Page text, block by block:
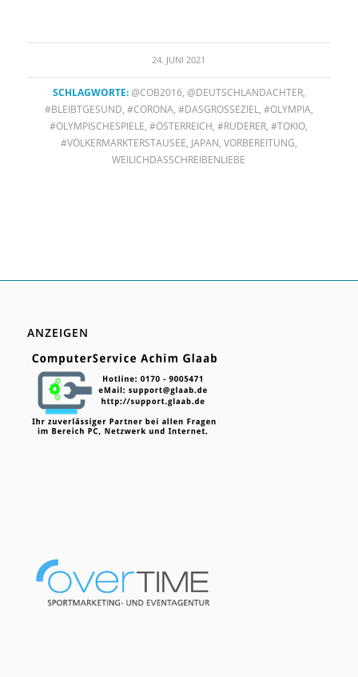
24. JUNI 2021
SCHLAGWORTE:@COB2016, @DEUTSCHLANDACHTER,
#BLEIBTGESUND #CORONA #DASGROSSEZIEL #OLYMPIA
#OLYMPISCHESPIELE ,#ÖSTERREICH ,#RUDERER ,#TOKIO
#VÖLKERMARKTERSTAUSEE JAPAN VORBEREITUNG
WEILICHDASSCHREIBENLIEBE
ANZEIGEN